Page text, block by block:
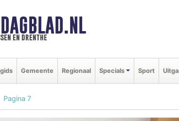
en drenthe
Gemeente Regionaal Specials Sport
Pagina 7